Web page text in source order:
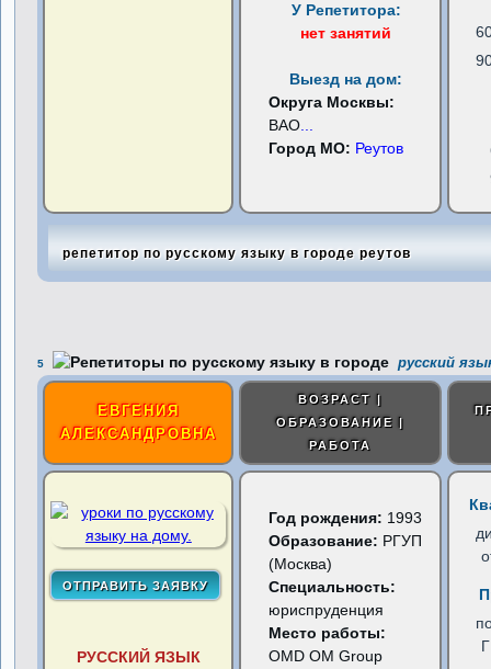
У Репетитора:
нет занятий
Выезд на дом:
Округа Москвы:
ВАО
Город МО: Реутов
репетитор по русскому языку в городе реутов
5 русский
ЕВГЕНИЯ
АЛЕКСАНДРОВНА
ВОЗРАСТ |
ОБРАЗОВАНИЕ |
РАБОТА
РУССКИЙ ЯЗЫК
Год рождения: 1993
Образование: РГУП
(Москва)
Специальность:
юриспруденция
Место работы:
OMD OM Group